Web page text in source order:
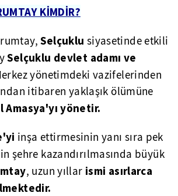
KİMDİR?
Selçuklu siyasetinde etkili
Selçuklu devlet adamı ve
yönetimdeki vazifelerinden
itibaren yaklaşık ölümüne
Amasya'yı yönetir.
inşa ettirmesinin yanı sıra pek
şehre kazandırılmasında büyük
, uzun yıllar ismi asırlarca